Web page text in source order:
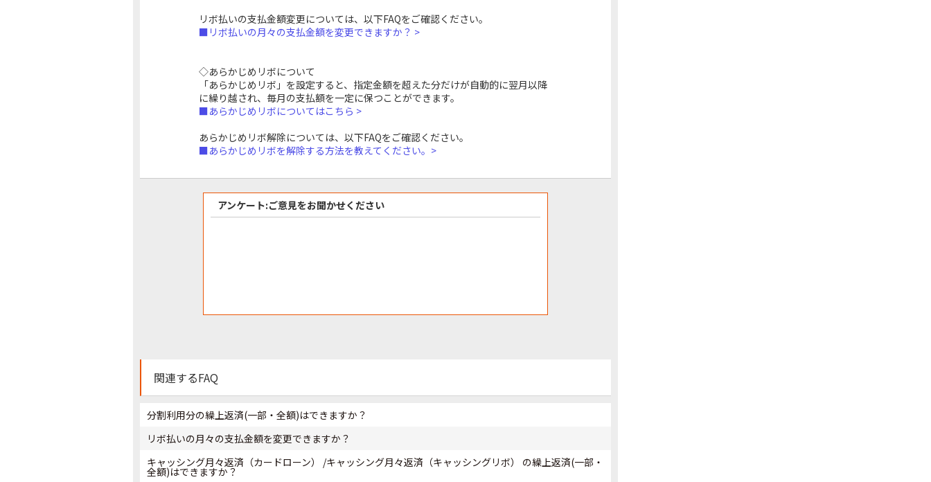
リボ払いの支払金額変更については、以下FAQをご確認ください。
■リボ払いの月々の支払金額を変更できますか？ >
◇あらかじめリボについて
「あらかじめリボ」を設定すると、指定金額を超えた分だけが自動的に翌月以降
に繰り越され、毎月の支払額を一定に保つことができます。
■あらかじめリボについてはこちら >
あらかじめリボ解除については、以下FAQをご確認ください。
■あらかじめリボを解除する方法を教えてください。>
アンケート:ご意見をお聞かせください
関連するFAQ
分割利用分の繰上返済(一部・全額)はできますか？
リボ払いの月々の支払金額を変更できますか？
キャッシング月々返済（カードローン） /キャッシング月々返済（キャッシングリボ） の繰上返済(一部・
全額)はできますか？